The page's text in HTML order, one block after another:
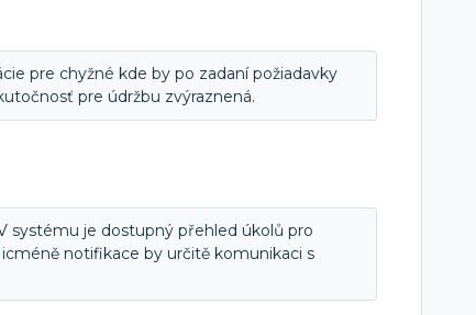
pre chyžné kde by po zadaní požiadavky
pre údržbu zvýraznená.
systému je dostupný přehled úkolů pro
notifikace by určitě komunikaci s